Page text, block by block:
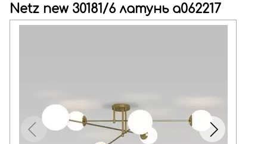
Netz new 30181/6 латунь a062217